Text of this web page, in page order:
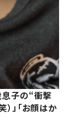
息子の“衝撃
」「お顔はか